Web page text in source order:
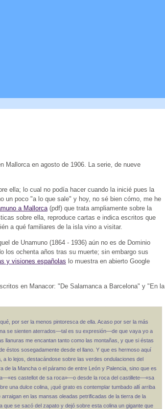
Mallorca en agosto de 1906. La serie, de nueve
ella; lo cual no podía hacer cuando la inicié pues la
un poco "a lo que sale" y hoy, no sé bien cómo, me he
a Mallorca(pdf) que trata ampliamente sobre la
sobre ella, reproduce cartas e indica escritos que
a qué familiares de la isla vino a visitar.
de Unamuno (1864 - 1936) aún no es de Dominio
los ochenta años tras su muerte; sin embargo sus
y visiones españolas lo muestra en abierto Google
en Manacor: "De Salamanca a Barcelona" y "En la
por ser la menos pintoresca de ella. Acaso por ser la más
se sienten aterrados—tal es su expresión—de que vaya yo a
llanuras me encantan tanto como las montañas, y que si éstas
éstos sosegadamente desde el llano. Y que es hermoso aquí
lo lejos, destacándose sobre las verdes ondulaciones del
de la Mancha o el páramo de entre León y Palencia, sino que es
castellot de sa roca»—o desde la roca del castillete—«sa
una dulce colina, ¡qué grato es contemplar tumbado allí arriba
en las mansas oleadas petrificadas de la tierra de la
se sacó del zapato y dejó sobre esta colina un gigante que